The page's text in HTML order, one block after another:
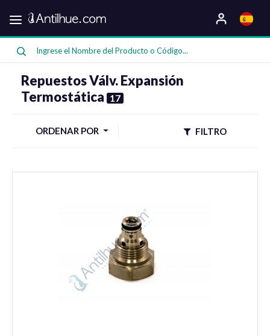
Categorias
Repuestos Válv. Expansión
Termostática
17
ORDENAR POR FILTRO
Oferta
Compresores